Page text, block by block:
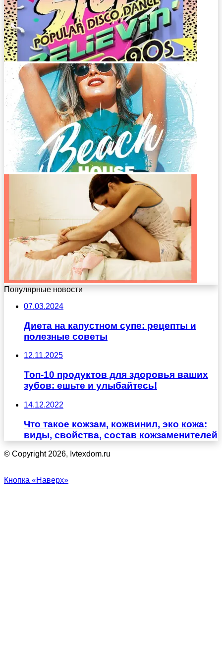
Популярные новости
07.03.2024
Диета на капустном супе: рецепты и
полезные советы
12.11.2025
Топ-10 продуктов для здоровья ваших
зубов: ешьте и улыбайтесь!
14.12.2022
Что такое кожзам, кожвинил, эко кожа:
виды, свойства, состав кожзаменителей
© Copyright 2026, Ivtexdom.ru
Кнопка «Наверх»